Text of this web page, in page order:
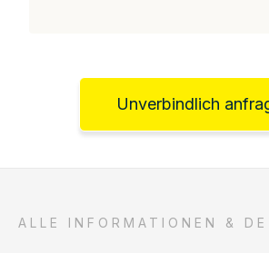
Unverbindlich
ALLE INFORMATIONEN &